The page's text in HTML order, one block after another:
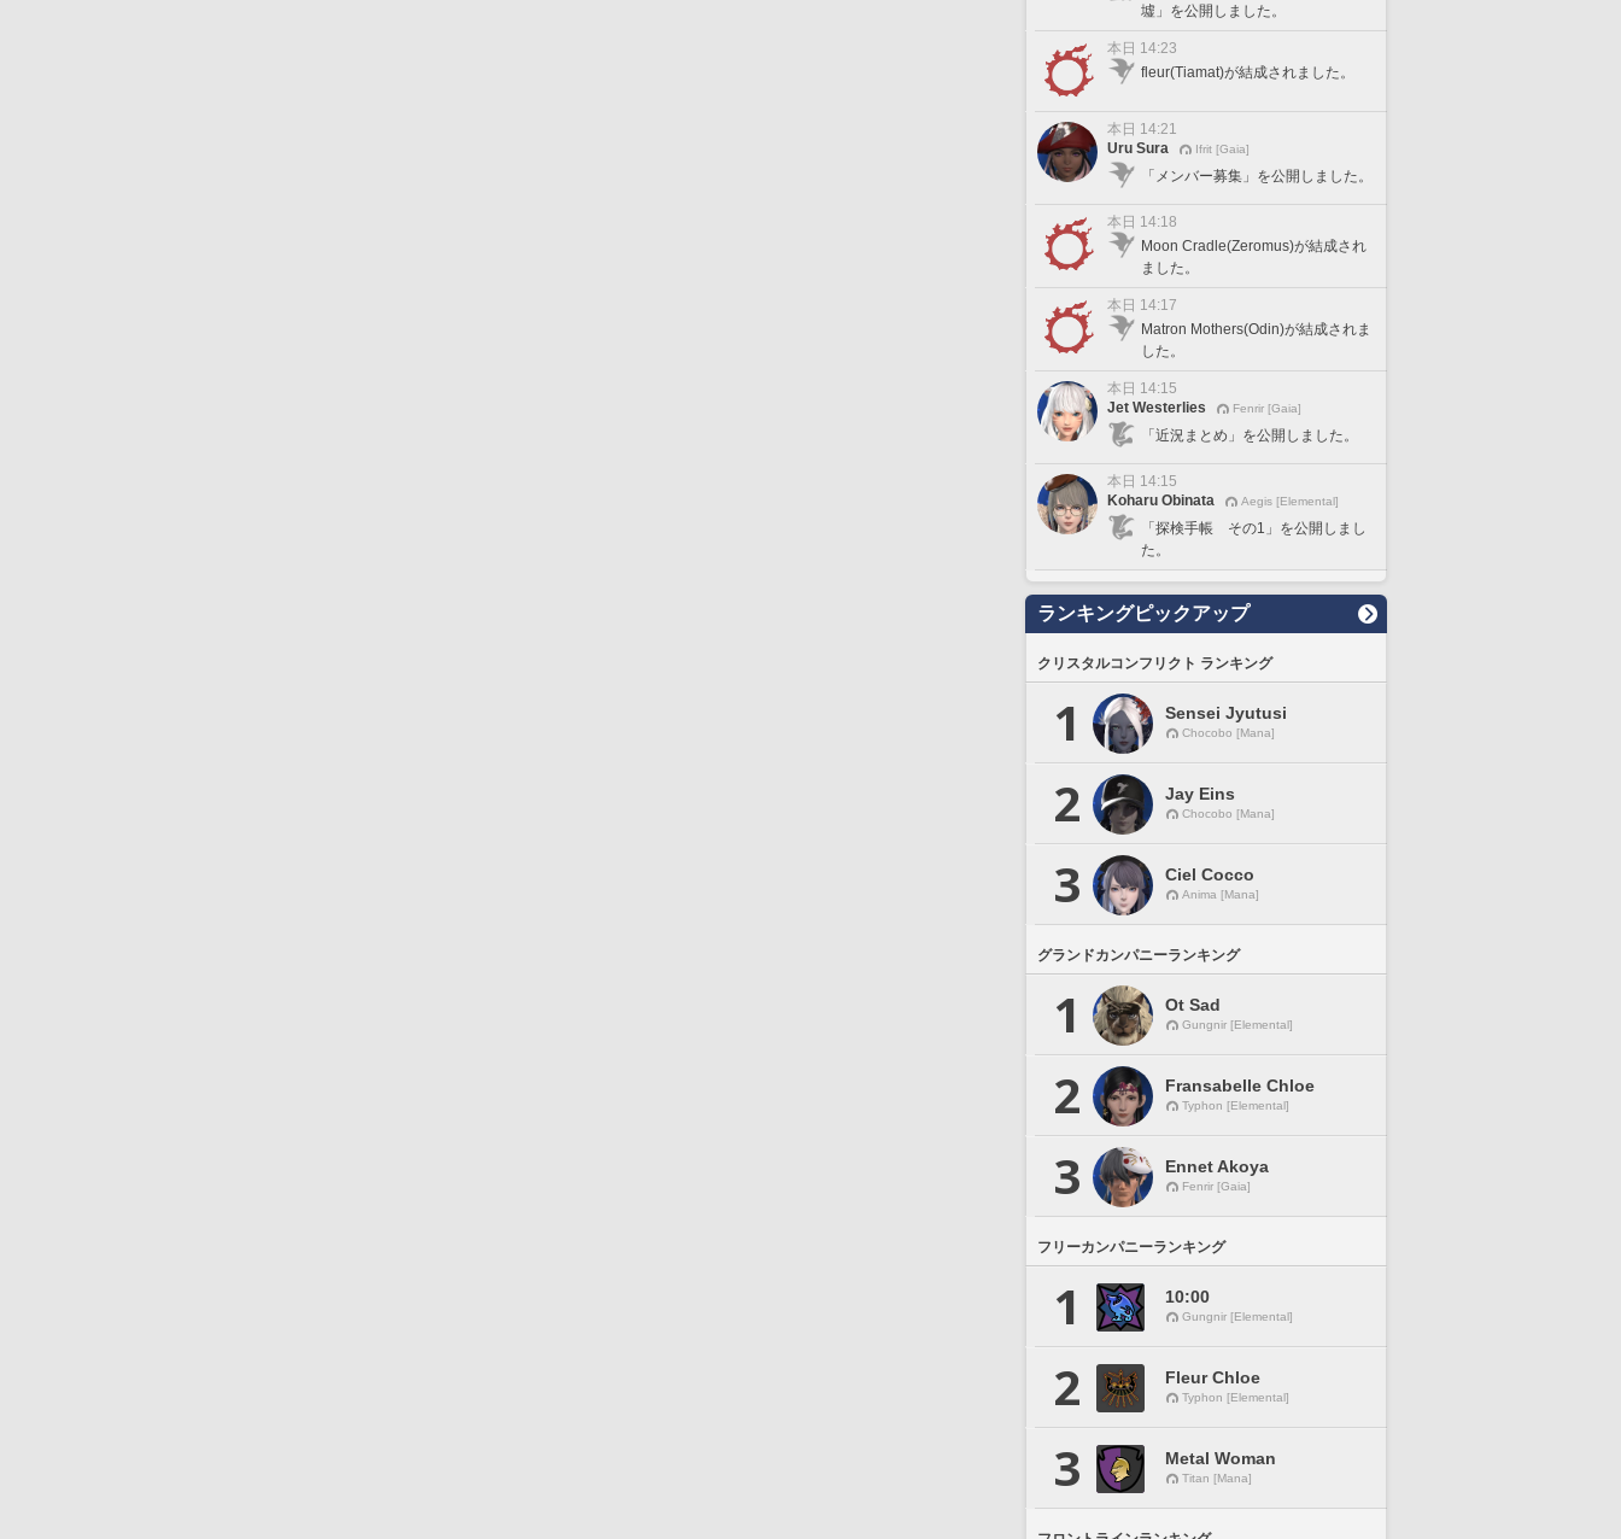
墟」を公開しました。
本日 14:23
fleur(Tiamat)が結成されました。
本日 14:21
Uru Sura
Ifrit [Gaia]
「メンバー募集」を公開しました。
本日 14:18
Moon Cradle(Zeromus)が結成され
ました。
本日 14:17
Matron Mothers(Odin)が結成されま
した。
本日 14:15
Jet Westerlies
Fenrir [Gaia]
「近況まとめ」を公開しました。
本日 14:15
Koharu Obinata
Aegis [Elemental]
「探検手帳 その1」を公開しまし
た。
ランキングピックアップ
クリスタルコンフリクト ランキング
1 Sensei Jyutusi
Chocobo [Mana]
2 Jay Eins
Chocobo [Mana]
3 Ciel Cocco
Anima [Mana]
グランドカンパニーランキング
1 Ot Sad
Gungnir [Elemental]
2 Fransabelle Chloe
Typhon [Elemental]
3 Ennet Akoya
Fenrir [Gaia]
フリーカンパニーランキング
1 10:00
Gungnir [Elemental]
2 Fleur Chloe
Typhon [Elemental]
3 Metal Woman
Titan [Mana]